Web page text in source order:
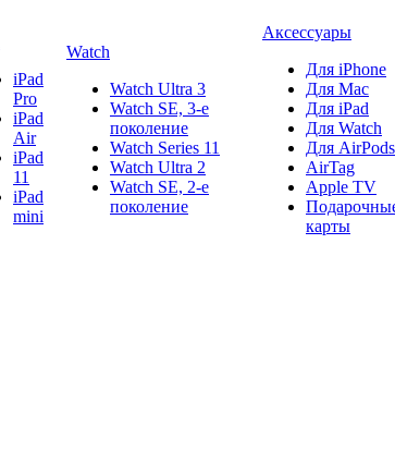
iPad
Pro
iPad
Air
iPad
11
iPad
mini
Watch
Watch Ultra 3
Watch SE, 3-е
поколение
Watch Series 11
Watch Ultra 2
Watch SE, 2-е
поколение
Аксессуары
Для iPhone
Для Mac
Для iPad
Для Watch
Для AirPods
AirTag
Apple TV
карты